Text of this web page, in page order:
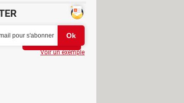
restrictions sont
Voir un exemple